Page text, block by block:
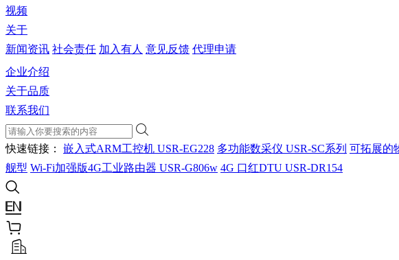
视频
关于
新闻资讯 社会责任 加入有人 意见反馈 代理申请
企业介绍
关于品质
联系我们
快速链接： 嵌入式ARM工控机 USR-EG228 多功能数采仪 USR-SC系列 可拓展的
舰型 Wi-Fi加强版4G工业路由器 USR-G806w 4G 口红DTU USR-DR154